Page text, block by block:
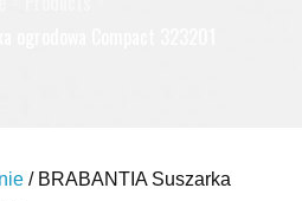
ogrodowa Compact 323201
/ BRABANTIA Suszarka